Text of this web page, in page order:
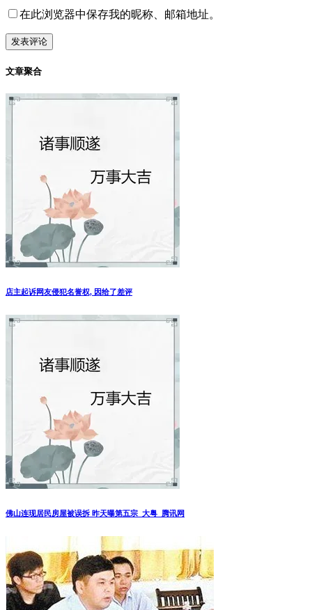
在此浏览器中保存我的昵称、邮箱地址。
文章聚合
店主起诉网友侵犯名誉权, 因给了差评
佛山连现居民房屋被误拆 昨天曝第五宗_大粤_腾讯网